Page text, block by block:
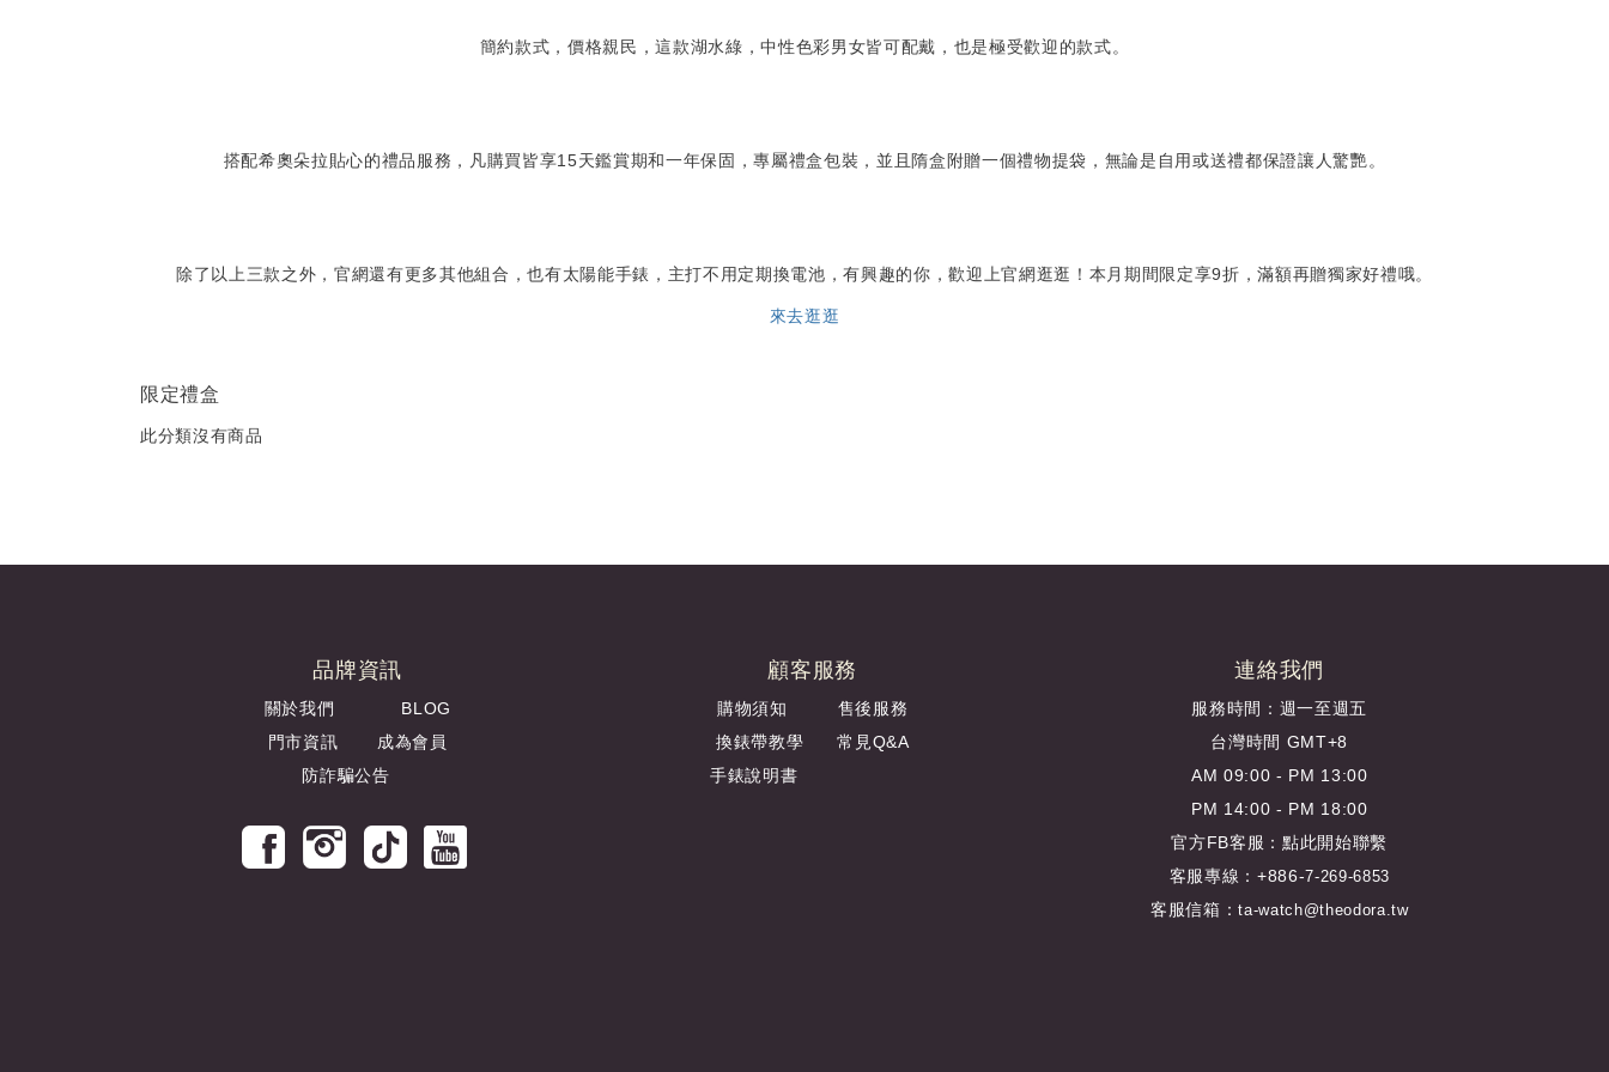
簡約款式，價格親民，這款湖水綠，中性色彩男女皆可配戴，也是極受歡迎的款式。
搭配希奧朵拉貼心的禮品服務，凡購買皆享15天鑑賞期和一年保固，專屬禮盒包裝，並且隋盒附贈一個禮物提袋，無論是自用或送禮都保證讓人驚艷。
除了以上三款之外，官網還有更多其他組合，也有太陽能手錶，主打不用定期換電池，有興趣的你，歡迎上官網逛逛！本月期間限定享9折，滿額再贈獨家好禮哦。
來去逛逛
限定禮盒
此分類沒有商品
品牌資訊
關於我們
BLOG
門市資訊
成為會員
防詐騙公告
顧客服務
購物須知 售後服務
換錶帶教學常見Q&A
手錶說明書
連絡我們
服務時間：週一至週五
台灣時間 GMT+8
AM 09:00 - PM 13:00
PM 14:00 - PM 18:00
官方FB客服：點此開始聯繫
客服專線：+886-7-269-6853
客服信箱：ta-watch@theodora.tw